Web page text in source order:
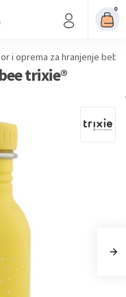
0
i oprema za hranjenje beba
trixie®